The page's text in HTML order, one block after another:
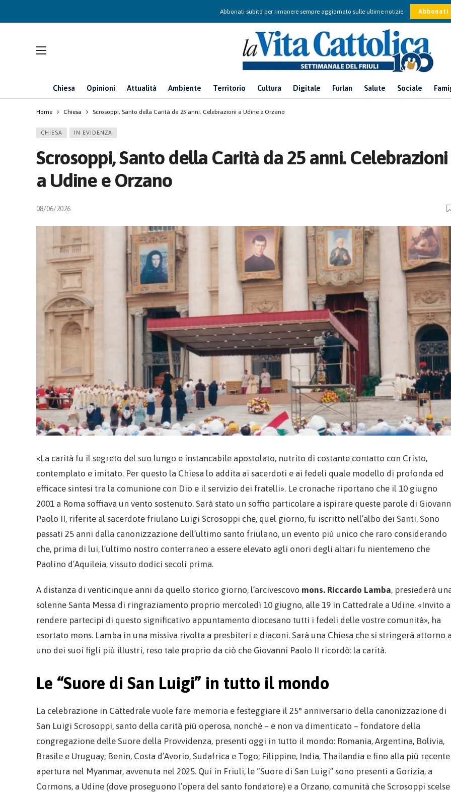
Abbonati subito per rimanere sempre aggiornato sulle ultime notizie Abbonati
Chiesa Opinioni Attualità Ambiente Territorio Cultura Digitale Furlan Salute Sociale
Home Chiesa Scrosoppi, Santo della Carità da 25 anni. Celebrazioni a Udine e Orzano
CHIESA IN EVIDENZA
Scrosoppi, Santo della Carità da 25 anni. Celebrazioni
a Udine e Orzano
08/06/2026
«La carità fu il segreto del suo lungo e instancabile apostolato, nutrito di costante contatto con Cristo,
contemplato e imitato. Per questo la Chiesa lo addita ai sacerdoti e ai fedeli quale modello di profonda ed
efficace sintesi tra la comunione con Dio e il servizio dei fratelli». Le cronache riportano che il 10 giugno
2001 a Roma soffiava un vento sostenuto. Sarà stato un soffio particolare a ispirare queste parole di
Paolo II, riferite al sacerdote friulano Luigi Scrosoppi che, quel giorno, fu iscritto nell’albo dei Santi. Sono
passati 25 anni dalla canonizzazione dell’ultimo santo friulano, un evento più unico che raro considerando
che, prima di lui, l’ultimo nostro conterraneo a essere elevato agli onori degli altari fu nientemeno che
Paolino d’Aquileia, vissuto dodici secoli prima.
A distanza di venticinque anni da quello storico giorno, l’arcivescovo mons. Riccardo Lamba, presiederà
solenne Santa Messa di ringraziamento proprio mercoledì 10 giugno, alle 19 in Cattedrale a Udine. «Invito a
rendere partecipi di questo significativo appuntamento diocesano tutti i fedeli delle vostre comunità», ha
esortato mons. Lamba in una missiva rivolta a presbiteri e diaconi. Sarà una Chiesa che si stringerà attorno
uno dei suoi figli più illustri, reso tale proprio da ciò che Giovanni Paolo II ricordò: la carità.
Le “Suore di San Luigi” in tutto il mondo
La celebrazione in Cattedrale vuole fare memoria e festeggiare il 25° anniversario della canonizzazione di
San Luigi Scrosoppi, santo della carità più operosa, nonché – e non va dimenticato – fondatore della
congregazione delle Suore della Provvidenza, presenti oggi in tutto il mondo: Romania, Argentina, Bolivia,
Brasile e Uruguay; Benin, Costa d’Avorio, Sudafrica e Togo; Filippine, India, Thailandia e fino alla più recente
apertura nel Myanmar, avvenuta nel 2025. Qui in Friuli, le “Suore di San Luigi” sono presenti a Gorizia, a
Cormons, a Udine (dove proseguono l’opera del santo fondatore) e a Orzano, comunità che Scrosoppi scelse